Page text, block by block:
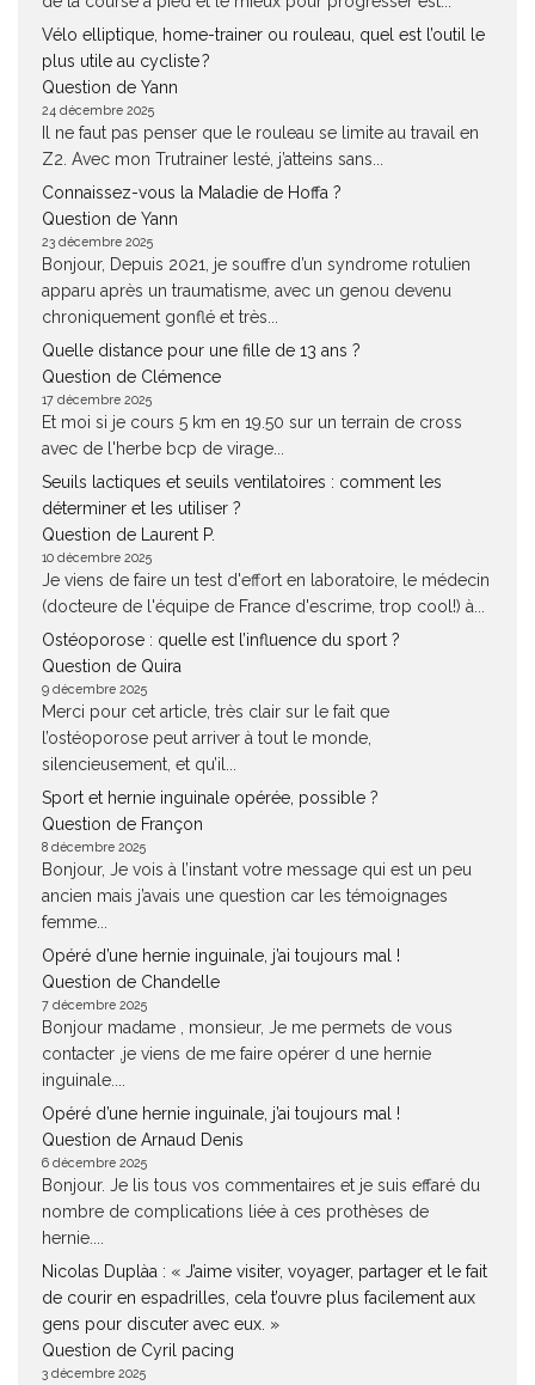
Vélo elliptique, home-trainer ou rouleau, quel est l’outil le
plus utile au cycliste ?
Question de Yann
24 décembre 2025
Il ne faut pas penser que le rouleau se limite au travail en
Z2. Avec mon Trutrainer lesté, j’atteins sans...
Connaissez-vous la Maladie de Hoffa ?
Question de Yann
23 décembre 2025
Bonjour, Depuis 2021, je souffre d’un syndrome rotulien
apparu après un traumatisme, avec un genou devenu
chroniquement gonflé et très...
Quelle distance pour une fille de 13 ans ?
Question de Clémence
17 décembre 2025
Et moi si je cours 5 km en 19.50 sur un terrain de cross
avec de l'herbe bcp de virage...
Seuils lactiques et seuils ventilatoires : comment les
déterminer et les utiliser ?
Question de Laurent P.
10 décembre 2025
Je viens de faire un test d'effort en laboratoire, le médecin
(docteure de l'équipe de France d'escrime, trop cool!) à...
Ostéoporose : quelle est l’influence du sport ?
Question de Quira
9 décembre 2025
Merci pour cet article, très clair sur le fait que
l’ostéoporose peut arriver à tout le monde,
silencieusement, et qu’il...
Sport et hernie inguinale opérée, possible ?
Question de Françon
8 décembre 2025
Bonjour, Je vois à l’instant votre message qui est un peu
ancien mais j’avais une question car les témoignages
femme...
Opéré d’une hernie inguinale, j’ai toujours mal !
Question de Chandelle
7 décembre 2025
Bonjour madame , monsieur, Je me permets de vous
contacter ,je viens de me faire opérer d une hernie
inguinale....
Opéré d’une hernie inguinale, j’ai toujours mal !
Question de Arnaud Denis
6 décembre 2025
Bonjour. Je lis tous vos commentaires et je suis effaré du
nombre de complications liée à ces prothèses de
hernie....
Nicolas Duplàa : « J’aime visiter, voyager, partager et le fait
de courir en espadrilles, cela t’ouvre plus facilement aux
gens pour discuter avec eux. »
Question de Cyril pacing
3 décembre 2025